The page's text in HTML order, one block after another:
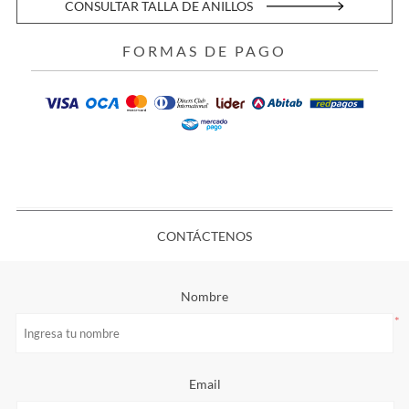
CONSULTAR TALLA DE ANILLOS
FORMAS DE PAGO
CONTÁCTENOS
Nombre
*
Email